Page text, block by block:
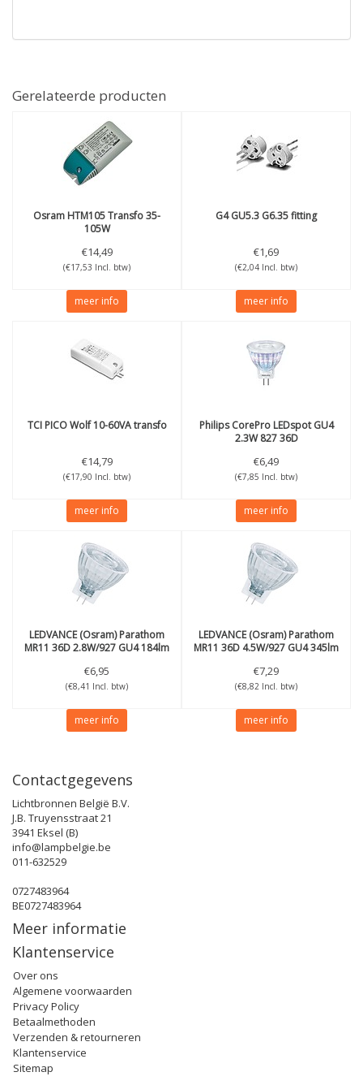
Gerelateerde producten
Osram HTM105 Transfo 35-
105W
€14,49
(€17,53 Incl. btw)
meer info
G4 GU5.3 G6.35 fitting
€1,69
(€2,04 Incl. btw)
meer info
TCIPICO Wolf 10-60VA transfo
€14,79
(€17,90 Incl. btw)
meer info
PhilipsCorePro LEDspot GU4
2.3W 827 36D
€6,49
(€7,85 Incl. btw)
meer info
LEDVANCE (Osram)Parathom
MR11 36D 2.8W/927 GU4 184lm
€6,95
(€8,41 Incl. btw)
meer info
LEDVANCE (Osram)Parathom
MR11 36D 4.5W/927 GU4 345lm
€7,29
(€8,82 Incl. btw)
meer info
Contactgegevens
Lichtbronnen België B.V.
J.B. Truyensstraat 21
3941 Eksel (B)
info@lampbelgie.be
011-632529
0727483964
BE0727483964
Meer informatie
Klantenservice
Over ons
Algemene voorwaarden
Privacy Policy
Betaalmethoden
Verzenden & retourneren
Klantenservice
Sitemap